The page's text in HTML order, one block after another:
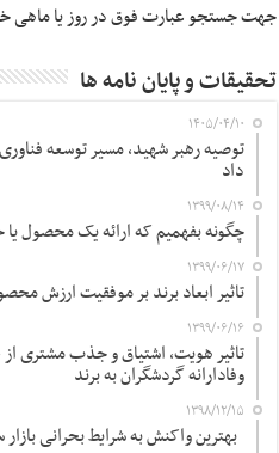
جهت جستجو عبارت فوق در روز یا ماهی
تحقیقات و پایان نامه ها
۱۴۰۵/۰۴/۱۰
توصیه رهبر شهید، مسیر توسعه
داد
۱۳۹۹/۰۸/۱۴
چگونه بفهمیم که ارائه یک محصول
۱۳۹۹/۰۶/۱۷
تاثیر ابعاد برند بر موفقیت ارزش
۱۳۹۹/۰۶/۱۶
تاثیر هویت، اشتیاق و جذب مشتری
وفادارانه گردشگران به برند
۱۳۹۸/۱۲/۱۵
بهترین واکنش به شرایط بحرانی